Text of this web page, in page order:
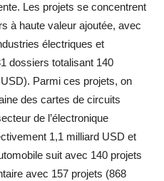
Les projets se concentrent
à haute valeur ajoutée, avec
électriques et
dossiers totalisant 140
Parmi ces projets, on
des cartes de circuits
de l’électronique
1,1 milliard USD et
suit avec 140 projets
avec 157 projets (868